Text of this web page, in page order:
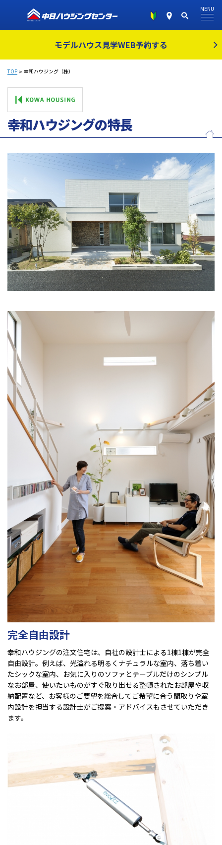
モデルハウス見学WEB予約する
MENU
TOP 幸和ハウジング（株）
幸和ハウジングの特長
完全自由設計
幸和ハウジングの注文住宅は、自社の設計士による1棟1棟が完全
自由設計。例えば、光溢れる明るくナチュラルな室内、落ち着い
たシックな室内、お気に入りのソファとテーブルだけのシンプル
なお部屋、使いたいものがすぐ取り出せる整頓されたお部屋や収
納配置など、お客様のご要望を総合してご希望に合う間取りや室
内設計を担当する設計士がご提案・アドバイスもさせていただき
ます。